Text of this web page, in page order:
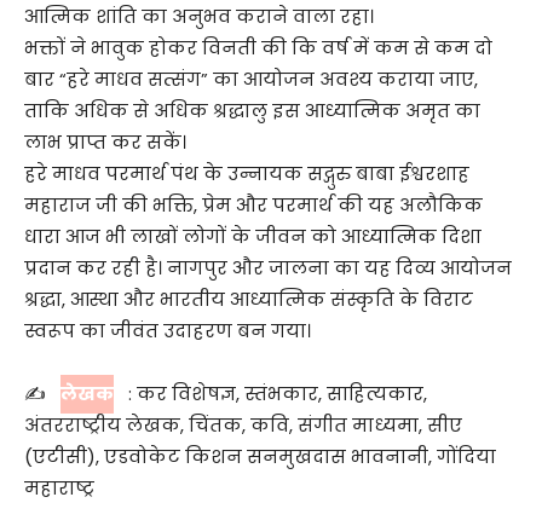
आत्मिक शांति का अनुभव कराने वाला रहा।
भक्तों ने भावुक होकर विनती की कि वर्ष में कम से कम दो
बार “हरे माधव सत्संग” का आयोजन अवश्य कराया जाए,
ताकि अधिक से अधिक श्रद्धालु इस आध्यात्मिक अमृत का
लाभ प्राप्त कर सकें।
हरे माधव परमार्थ पंथ के उन्नायक सद्गुरु बाबा ईश्वरशाह
महाराज जी की भक्ति, प्रेम और परमार्थ की यह अलौकिक
धारा आज भी लाखों लोगों के जीवन को आध्यात्मिक दिशा
प्रदान कर रही है। नागपुर और जालना का यह दिव्य आयोजन
श्रद्धा, आस्था और भारतीय आध्यात्मिक संस्कृति के विराट
स्वरूप का जीवंत उदाहरण बन गया।
✍️ लेखक : कर विशेषज्ञ, स्तंभकार, साहित्यकार,
अंतरराष्ट्रीय लेखक, चिंतक, कवि, संगीत माध्यमा, सीए
(एटीसी), एडवोकेट किशन सनमुखदास भावनानी, गोंदिया
महाराष्ट्र